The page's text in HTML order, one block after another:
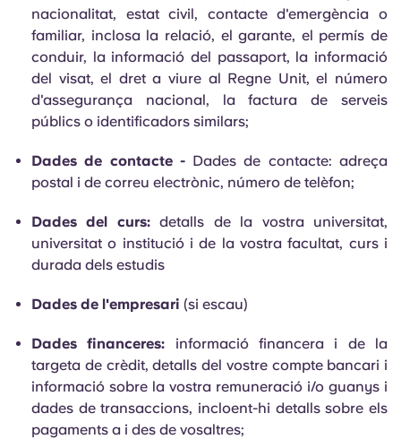
nacionalitat, estat civil, contacte d'emergència o
familiar, inclosa la relació, el garante, el permís de
conduir, la informació del passaport, la informació
del visat, el dret a viure al Regne Unit, el número
d'assegurança nacional, la factura de serveis
públics o identificadors similars;
Dades de contacte -Dades de contacte: adreça
postal i de correu electrònic, número de telèfon;
Dades del curs:detalls de la vostra universitat,
universitat o institució i de la vostra facultat, curs i
durada dels estudis
Dades de l'empresari (si escau)
Dades financeres: informació financera i de la
targeta de crèdit, detalls del vostre compte bancari i
informació sobre la vostra remuneració i/o guanys i
dades de transaccions, incloent-hi detalls sobre els
pagaments a i des de vosaltres;